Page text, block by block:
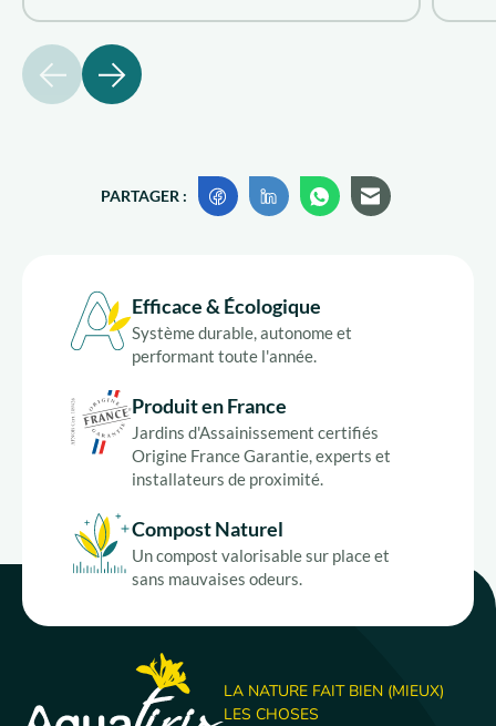
précédentsuivant
PARTAGER :
Efficace & Écologique
Système durable, autonome et
performant toute l'année.
Produit en France
Jardins d'Assainissement certifiés
Origine France Garantie, experts et
installateurs de proximité.
Compost Naturel
Un compost valorisable sur place et
sans mauvaises odeurs.
LA NATURE FAIT BIEN (MIEUX)
LES CHOSES